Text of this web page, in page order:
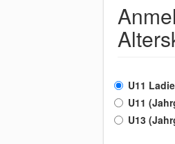
U11
U11
U13